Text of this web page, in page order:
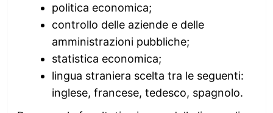
politica economica;
controllo delle aziende e delle
amministrazioni pubbliche;
statistica economica;
lingua straniera scelta tra le seguenti:
inglese, francese, tedesco, spagnolo.